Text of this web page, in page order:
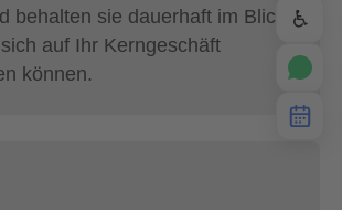
behalten sie dauerhaft im Blick
auf Ihr Kerngeschäft
können.
♿